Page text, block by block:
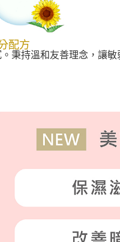
配方
秉持溫和友善理念，讓敏